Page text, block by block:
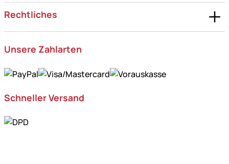
Rechtliches
Unsere Zahlarten
Schneller Versand